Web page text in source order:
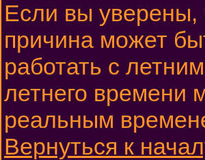
Если вы уверены,
причина может
работать с
летнего времени
реальным
Вернуться к